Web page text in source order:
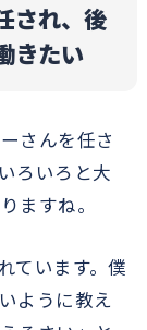
され、後
きたい
さんを任さ
ろいろと大
ますね。
ています。僕
ように教え